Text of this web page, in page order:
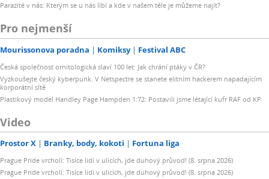
Parazité v nás: Kterým se u nás líbí a kde v našem těle je můžeme najít?
Pro nejmenší
Mourissonova poradna Komiksy Festival ABC
Česká společnost ornitologická slaví 100 let: Jak chrání ptáky v ČR?
Vyzkoušejte český kyberpunk. V Netspectre se stanete elitním hackerem napadajícím
korporátní sítě
Plastikový model Handley Page Hampden 1:72: Postavili jsme létající kufr RAF od KP
Video
Prostor X Branky, body, kokoti Fortuna liga
Prague Pride vrcholí: Tisíce lidí v ulicích, jde duhový průvod! (8. srpna 2026)
Prague Pride vrcholí: Tisíce lidí v ulicích, jde duhový průvod! (8. srpna 2026)